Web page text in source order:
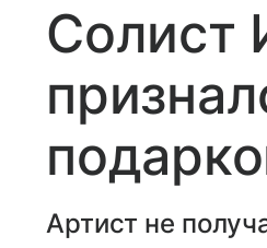
Солист
Артист не